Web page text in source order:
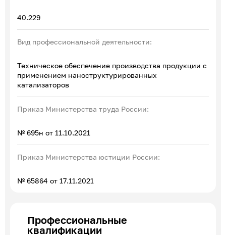
40.229
Вид профессиональной деятельности:
Техническое обеспечение производства продукции с
применением наноструктурированных
катализаторов
Приказ Министерства труда России:
№ 695н от 11.10.2021
Приказ Министерства юстиции России:
№ 65864 от 17.11.2021
Профессиональные
квалификации